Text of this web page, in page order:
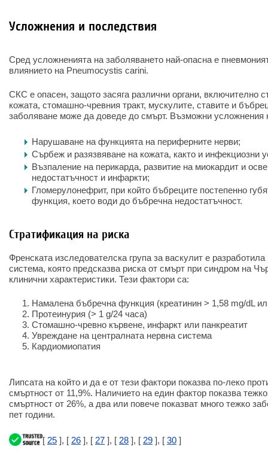
Усложнения и последствия
Сред усложненията на заболяването най-опасна е
влиянието на Pneumocystis carini.
СКС е опасен, защото засяга различни органи, включително
кожата, стомашно-чревния тракт, мускулите, ставите и
заболяване може да доведе до смърт. Възможни усложнения
Нарушаване на функцията на периферните нерви;
Сърбеж и разязвяване на кожата, както и инфекциозни
Възпаление на перикарда, развитие на миокардит и
недостатъчност и инфаркти;
Гломерулонефрит, при който бъбреците постепенно
функция, което води до бъбречна недостатъчност.
Стратификация на риска
Френската изследователска група за васкулит е
система, която предсказва риска от смърт при синдром на
клинични характеристики. Тези фактори са:
Намалена бъбречна функция (креатинин > 1,58 mg/dL
Протеинурия (> 1 g/24 часа)
Стомашно-чревно кървене, инфаркт или панкреатит
Увреждане на централната нервна система
Кардиомиопатия
Липсата на който и да е от тези фактори показва по-леко
смъртност от 11,9%. Наличието на един фактор показва
смъртност от 26%, а два или повече показват много тежко
пет години.
[ 25 ], [ 26 ], [ 27 ], [ 28 ], [ 29 ], [ 30 ]